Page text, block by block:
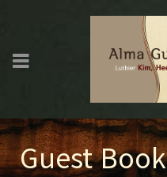
Guest Book